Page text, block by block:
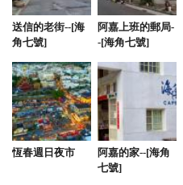
送信的老街--[海
角七號]
阿嘉上班的郵局-
-[海角七號]
恆春週日夜市
阿嘉的家--[海角
七號]